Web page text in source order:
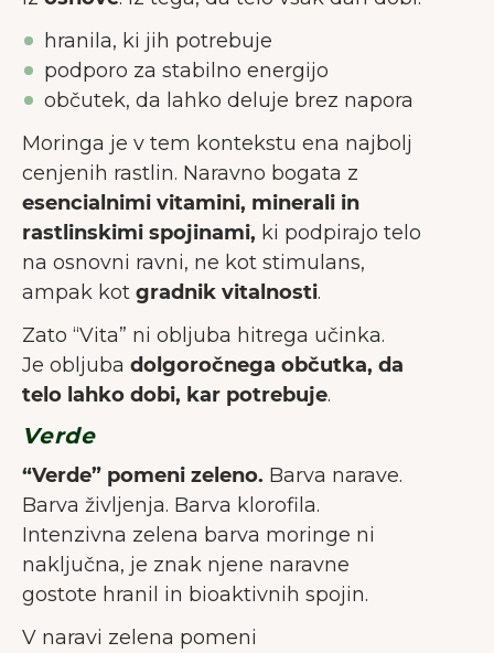
hranila, ki jih potrebuje
podporo za stabilno energijo
občutek, da lahko deluje brez napora
Moringa je v tem kontekstu ena najbolj
cenjenih rastlin. Naravno bogata z
esencialnimi vitamini, minerali in
rastlinskimi spojinami, ki podpirajo telo
na osnovni ravni, ne kot stimulans,
ampak kot gradnik vitalnosti.
Zato “Vita” ni obljuba hitrega učinka.
Je obljuba dolgoročnega občutka, da
telo lahko dobi, kar potrebuje.
Verde
“Verde” pomeni zeleno. Barva narave.
Barva življenja. Barva klorofila.
Intenzivna zelena barva moringe ni
naključna, je znak njene naravne
gostote hranil in bioaktivnih spojin.
V naravi zelena pomeni